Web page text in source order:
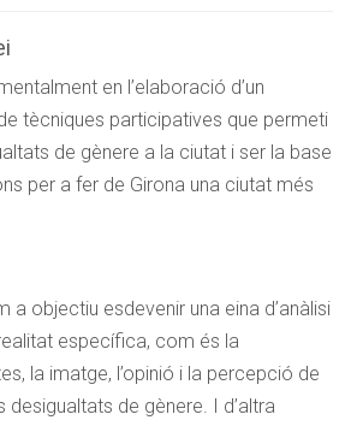
en l’elaboració d’un
tècniques participatives que permeti
de gènere a la ciutat i ser la base
per a fer de Girona una ciutat més
a objectiu esdevenir una eina d’anàlisi
específica, com és la
la imatge, l’opinió i la percepció de
desigualtats de gènere. I d’altra